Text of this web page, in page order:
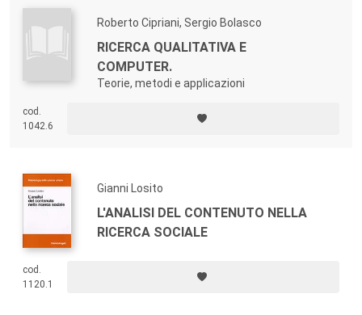
Roberto Cipriani, Sergio Bolasco
RICERCA QUALITATIVA E
COMPUTER.
Teorie, metodi e applicazioni
cod.
1042.6
Gianni Losito
L'ANALISI DEL CONTENUTO NELLA
RICERCA SOCIALE
cod.
1120.1